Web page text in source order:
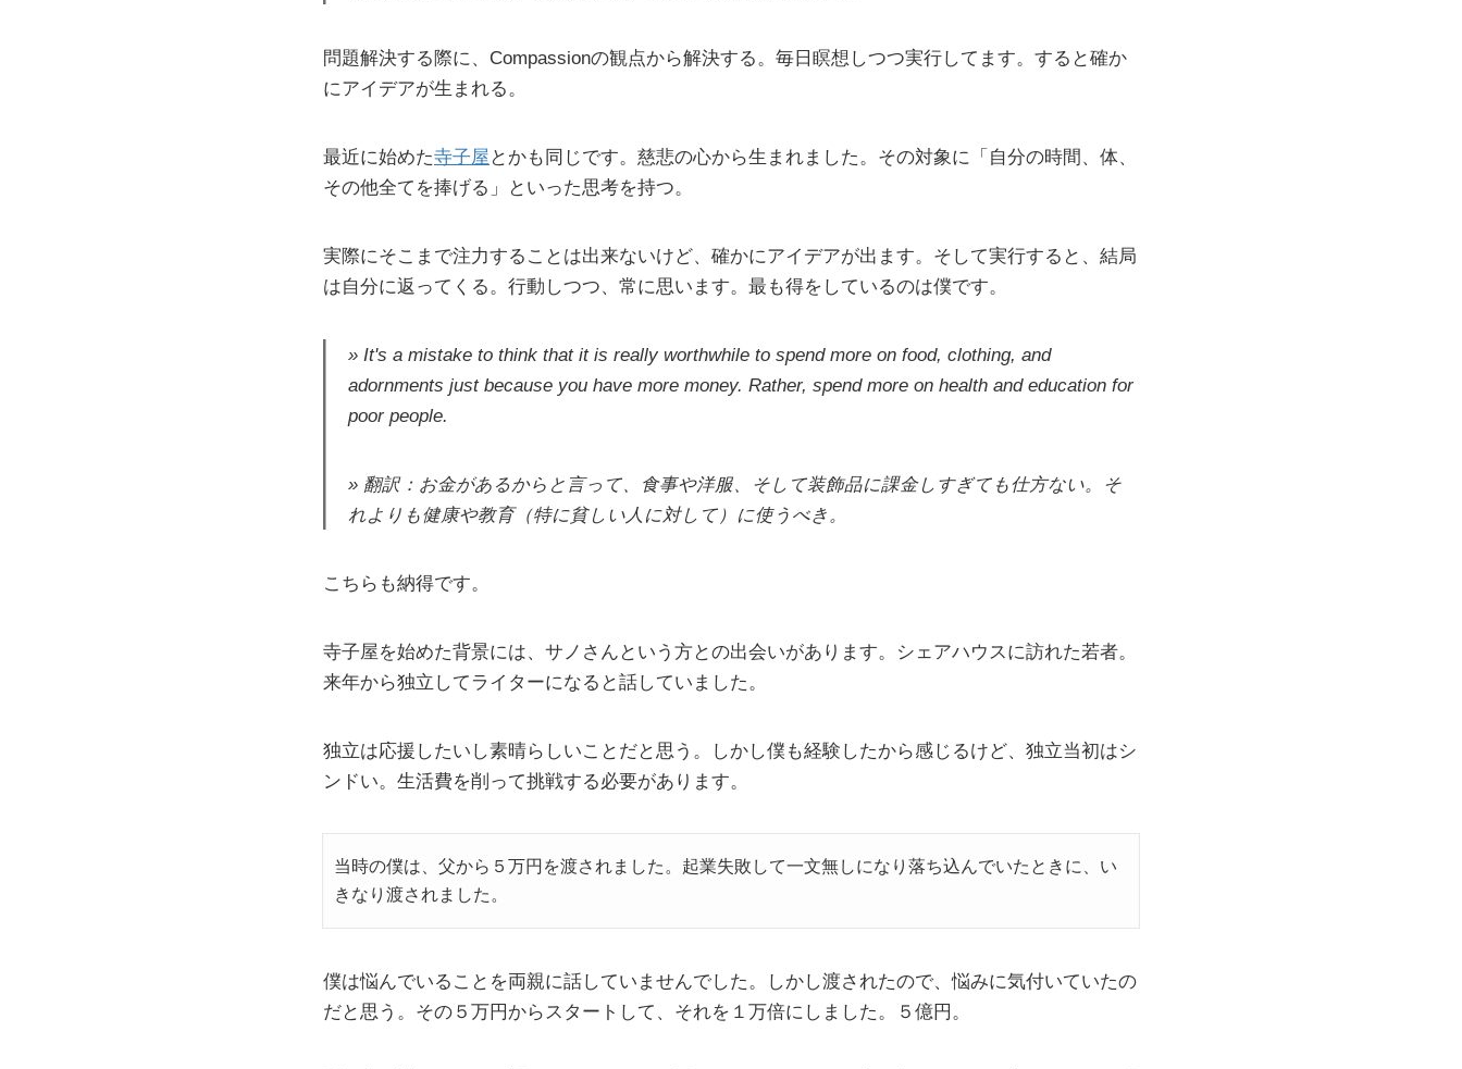
問題解決する際に、Compassionの観点から解決する。毎日瞑想しつつ実行してます。すると確か
にアイデアが生まれる。
最近に始めた寺子屋 とかも同じです。慈悲の心から生まれました。その対象に「自分の時間、体、
その他全てを捧げる」といった思考を持つ。
実際にそこまで注力することは出来ないけど、確かにアイデアが出ます。そして実行すると、結局
は自分に返ってくる。行動しつつ、常に思います。最も得をしているのは僕です。
It's a mistake to think that it is really worthwhile to spend more on food, clothing, and
adornments just because you have more money. Rather, spend more on health and education for
poor people.
翻訳：お金があるからと言って、食事や洋服、そして装飾品に課金しすぎても仕方ない。そ
れよりも健康や教育（特に貧しい人に対して）に使うべき。
こちらも納得です。
寺子屋を始めた背景には、サノさんという方との出会いがあります。シェアハウスに訪れた若者。
来年から独立してライターになると話していました。
独立は応援したいし素晴らしいことだと思う。しかし僕も経験したから感じるけど、独立当初はシ
ンドい。生活費を削って挑戦する必要があります。
当時の僕は、父から５万円を渡されました。起業失敗して一文無しになり落ち込んでいたときに、い
きなり渡されました。
僕は悩んでいることを両親に話していませんでした。しかし渡されたので、悩みに気付いていたの
だと思う。その５万円からスタートして、それを１万倍にしました。５億円。